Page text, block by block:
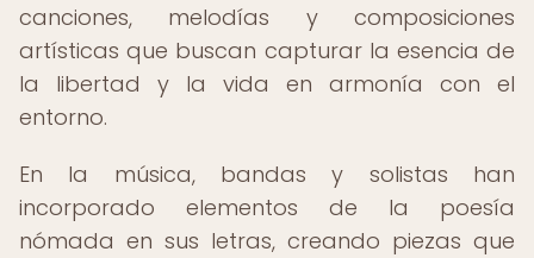
canciones, melodías y composiciones
artísticas que buscan capturar la esencia de
la libertad y la vida en armonía con el
entorno.
En la música, bandas y solistas han
incorporado elementos de la poesía
nómada en sus letras, creando piezas que